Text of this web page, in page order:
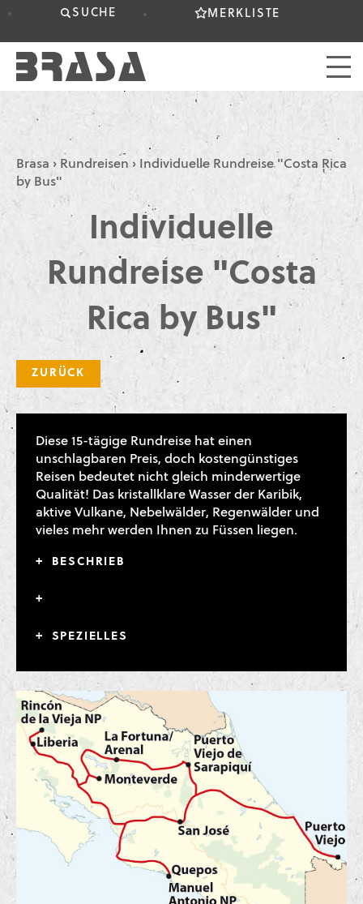
SUCHE MERKLISTE
Brasa › Rundreisen ›
Individuelle Rundreise "Costa Rica
by Bus"
Individuelle
Rundreise "Costa
Rica by Bus"
ZURÜCK
Diese 15-tägige Rundreise hat einen
unschlagbaren Preis, doch kostengünstiges
Reisen bedeutet nicht gleich minderwertige
Qualität! Das kristallklare Wasser der Karibik,
aktive Vulkane, Nebelwälder, Regenwälder und
vieles mehr werden Ihnen zu Füssen liegen.
BESCHRIEB
SPEZIELLES